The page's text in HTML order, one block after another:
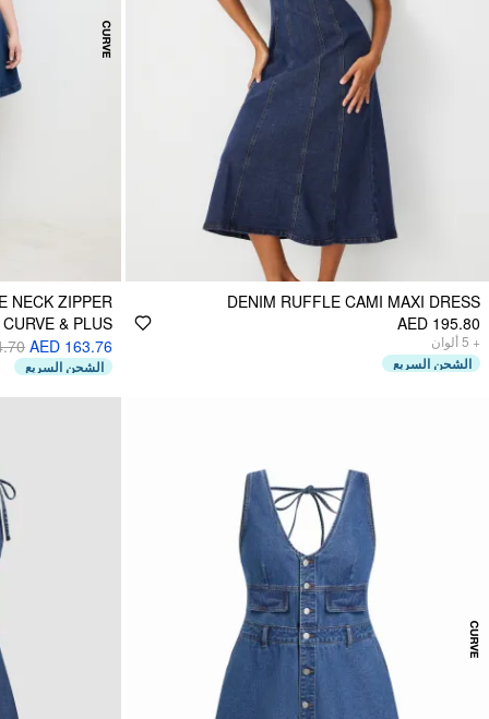
DENIM RUFFLE CAMI MAXI DRESS
AED 195.80
+
5ألوان
الشحن السريع
NECK ZIPPER
& PLUS
AED 163.76
الشحن السريع